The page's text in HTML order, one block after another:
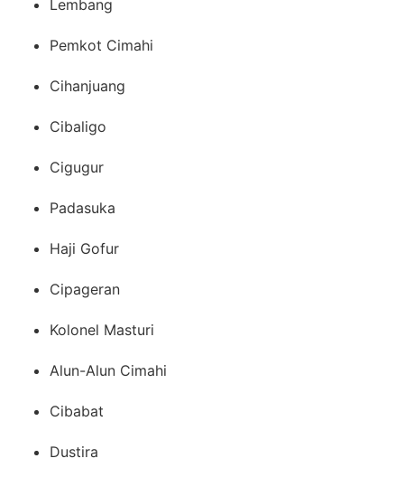
Lembang
Pemkot Cimahi
Cihanjuang
Cibaligo
Cigugur
Padasuka
Haji Gofur
Cipageran
Kolonel Masturi
Alun-Alun Cimahi
Cibabat
Dustira